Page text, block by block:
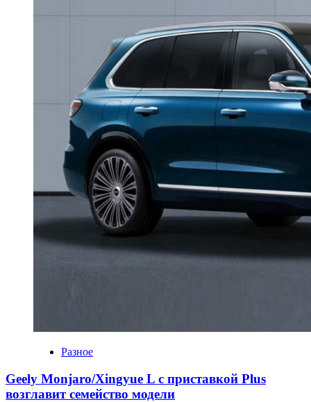
Разное
Geely Monjaro/Xingyue L с приставкой Plus
возглавит семейство модели